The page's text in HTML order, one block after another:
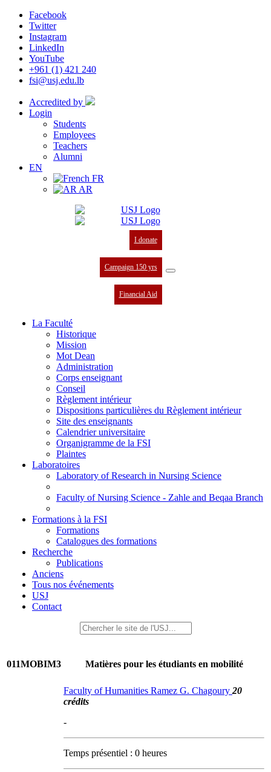
Facebook
Twitter
Instagram
LinkedIn
YouTube
+961 (1) 421 240
fsi@usj.edu.lb
Accredited by
Login
Students
Employees
Teachers
Alumni
EN
FR
AR
I donate
Campaign 150 yrs
Financial Aid
La Faculté
Historique
Mission
Mot Dean
Administration
Corps enseignant
Conseil
Règlement intérieur
Dispositions particulières du Règlement intérieur
Site des enseignants
Calendrier universitaire
Organigramme de la FSI
Plaintes
Laboratoires
Laboratory of Research in Nursing Science
Faculty of Nursing Science - Zahle and Beqaa Branch
Formations à la FSI
Formations
Catalogues des formations
Recherche
Publications
Anciens
Tous nos événements
USJ
Contact
011MOBIM3 Matières pour les étudiants en mobilité
Faculty of Humanities Ramez G. Chagoury 20
crédits
-
Temps présentiel : 0 heures